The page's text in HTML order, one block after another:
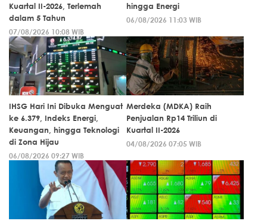
Kuartal II-2026, Terlemah
dalam 5 Tahun
07/08/2026 10:08 WIB
hingga Energi
06/08/2026 11:03 WIB
IHSG Hari Ini Dibuka Menguat
ke 6.379, Indeks Energi,
Keuangan, hingga Teknologi
di Zona Hijau
06/08/2026 09:27 WIB
Merdeka (MDKA) Raih
Penjualan Rp14 Triliun di
Kuartal II-2026
04/08/2026 07:05 WIB